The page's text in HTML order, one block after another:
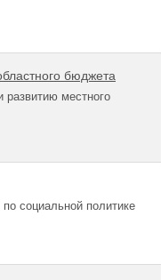
бюджета
развитию местного
социальной политике